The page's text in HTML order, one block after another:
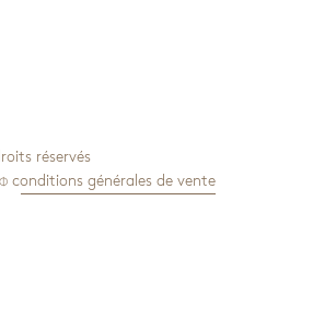
réservés
⌽ conditions générales de vente